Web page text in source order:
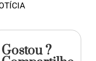
Gostou ?